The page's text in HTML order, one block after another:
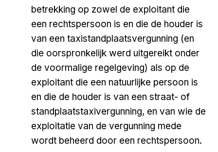
betrekking op zowel de exploitant die
een rechtspersoon is en die de houder is
van een taxistandplaatsvergunning (en
die oorspronkelijk werd uitgereikt onder
de voormalige regelgeving) als op de
exploitant die een natuurlijke persoon is
en die de houder is van een straat- of
standplaatstaxivergunning, en van wie de
exploitatie van de vergunning mede
wordt beheerd door een rechtspersoon.